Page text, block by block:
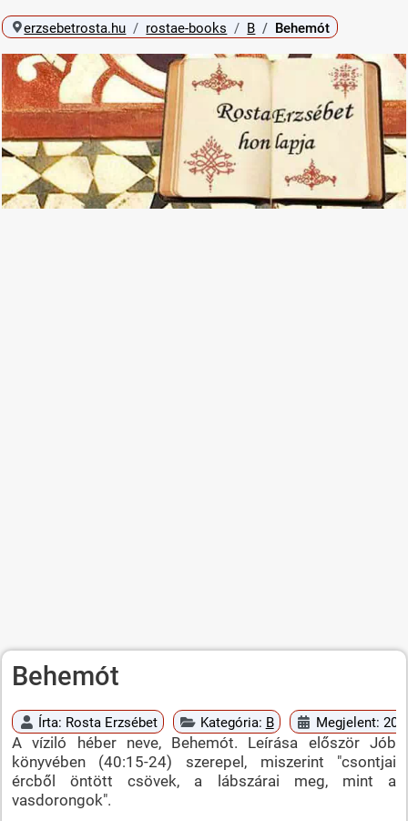
erzsebetrosta.hu rostae-books B Behemót
Behemót
Írta: Rosta Erzsébet Kategória: B Megjelent:
A víziló héber neve, Behemót. Leírása először Jób
könyvében (40:15-24) szerepel, miszerint "csontjai
ércből öntött csövek, a lábszárai meg, mint a
vasdorongok".